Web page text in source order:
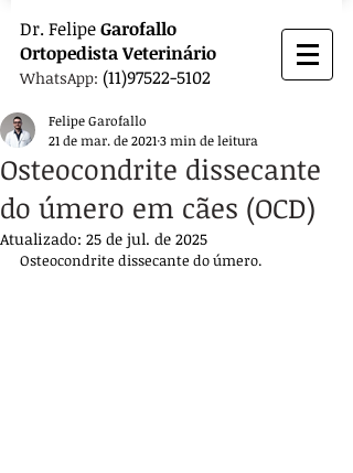
Dr. FelipeGarofallo
OrtopedistaVeterinário
WhatsApp: (11)97522-5102
Osteocondrite dissecante
do úmero em cães (OCD)
Felipe Garofallo
21 de mar. de 2021 3 min de leitura
Atualizado: 25 de jul. de 2025
Osteocondrite dissecante do úmero.